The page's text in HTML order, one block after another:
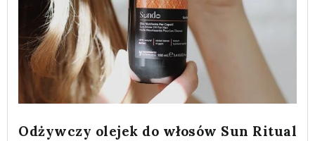
Odżywczy olejek do włosów Sun Ritual